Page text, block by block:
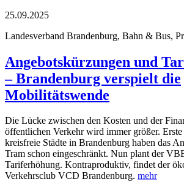
25.09.2025
Landesverband Brandenburg, Bahn & Bus,
Angebotskürzungen und
– Brandenburg verspielt die
Mobilitätswende
Die Lücke zwischen den Kosten und der
öffentlichen Verkehr wird immer größer.
kreisfreie Städte in Brandenburg haben das
Tram schon eingeschränkt. Nun plant der
Tariferhöhung. Kontraproduktiv, findet der
Verkehrsclub VCD Brandenburg. mehr